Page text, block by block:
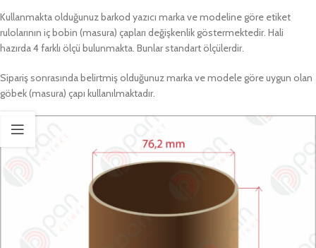
Kullanmakta olduğunuz barkod yazıcı marka ve modeline göre etiket
rulolarının iç bobin (masura) çapları değişkenlik göstermektedir. Hali
hazırda 4 farklı ölçü bulunmakta. Bunlar standart ölçülerdir.
Sipariş sonrasında belirtmiş olduğunuz marka ve modele göre uygun olan
göbek (masura) çapı kullanılmaktadır.